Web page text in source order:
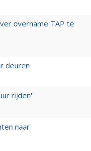
overname TAP te
deuren
rijden'
naar